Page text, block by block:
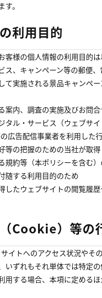
。
利用目的
客様の個人情報の利用目的は
、キャンペーン等の郵便
て実施される景品キャンペ
内、調査の実施及びお問
ル・サービス（ウェブサ
広告配信事業者を利用した
の把握のための当社が取
約等（本ポリシーを含む
随する利用目的のため
したウェブサイトの閲覧履
Cookie）等の
イトへのアクセス状況やそ
いずれもそれ単体では特定
用する場合、本項に定める